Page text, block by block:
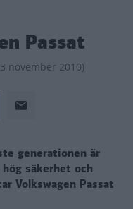
Passat
3 november 2010)
generationen är
säkerhet och
Volkswagen Passat